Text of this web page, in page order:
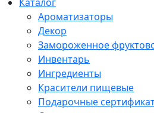
Каталог
Ароматизаторы
Декор
Замороженное
Инвентарь
Ингредиенты
Красители пищевые
Подарочные